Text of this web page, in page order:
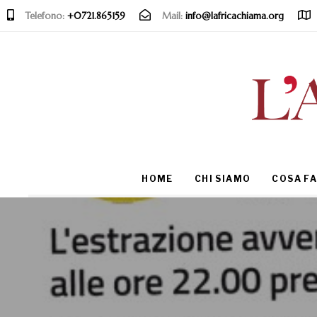
Telefono: +0721.865159 Mail: info@lafricachiama.org
HOME CHI SIAMO COSA